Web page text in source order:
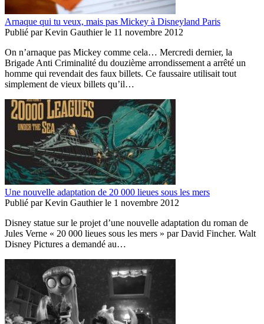
Arnaque qui tu veux, mais pas Mickey à Disneyland Paris
Publié parKevin Gauthier le 11 novembre 2012
On n’arnaque pas Mickey comme cela… Mercredi dernier, la
Brigade Anti Criminalité du douzième arrondissement a arrêté un
homme qui revendait des faux billets. Ce faussaire utilisait tout
simplement de vieux billets qu’il…
Une nouvelle adaptation de 20 000 lieues sous les mers
Publié parKevin Gauthier le 1 novembre 2012
Disney statue sur le projet d’une nouvelle adaptation du roman de
Jules Verne « 20 000 lieues sous les mers » par David Fincher. Walt
Disney Pictures a demandé au…